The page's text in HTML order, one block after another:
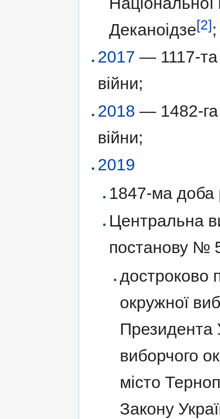
Деканоідзе[2];
2017 — 1117-та
війни;
2018 — 1482-га
війни;
2019
1847-ма доба
Центральна
постанову №
достроково
окружної
Президента
виборчого
місто
Закону